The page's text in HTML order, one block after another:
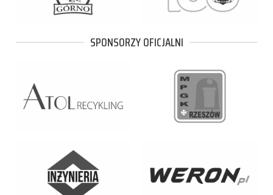
SPONSORZY OFICJALNI